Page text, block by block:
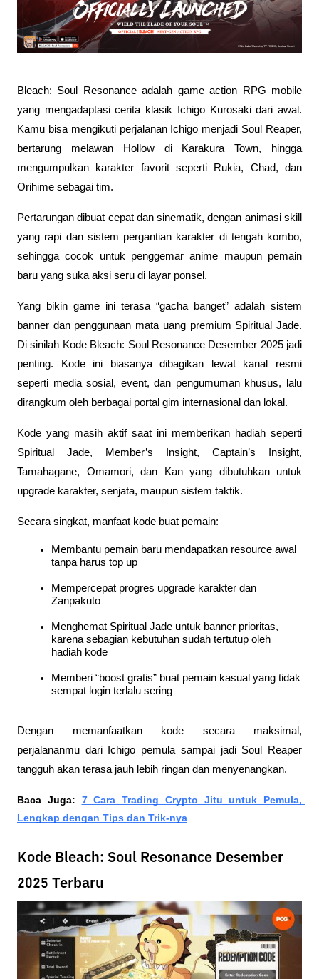
Bleach: Soul Resonance adalah game action RPG mobile
yang mengadaptasi cerita klasik Ichigo Kurosaki dari awal.
Kamu bisa mengikuti perjalanan Ichigo menjadi Soul Reaper,
bertarung melawan Hollow di Karakura Town, hingga
mengumpulkan karakter favorit seperti Rukia, Chad, dan
Orihime sebagai tim.
Pertarungan dibuat cepat dan sinematik, dengan animasi skill
yang rapi dan sistem pergantian karakter di tengah kombo,
sehingga cocok untuk penggemar anime maupun pemain
baru yang suka aksi seru di layar ponsel.
Yang bikin game ini terasa “gacha banget” adalah sistem
banner dan penggunaan mata uang premium Spiritual Jade.
Di sinilah Kode Bleach: Soul Resonance Desember 2025 jadi
penting. Kode ini biasanya dibagikan lewat kanal resmi
seperti media sosial, event, dan pengumuman khusus, lalu
dirangkum oleh berbagai portal gim internasional dan lokal.
Kode yang masih aktif saat ini memberikan hadiah seperti
Spiritual Jade, Member’s Insight, Captain’s Insight,
Tamahagane, Omamori, dan Kan yang dibutuhkan untuk
upgrade karakter, senjata, maupun sistem taktik.
Secara singkat, manfaat kode buat pemain:
Membantu pemain baru mendapatkan resource awal
tanpa harus top up
Mempercepat progres upgrade karakter dan
Zanpakuto
Menghemat Spiritual Jade untuk banner prioritas,
karena sebagian kebutuhan sudah tertutup oleh
hadiah kode
Memberi “boost gratis” buat pemain kasual yang tidak
sempat login terlalu sering
Dengan memanfaatkan kode secara maksimal,
perjalananmu dari Ichigo pemula sampai jadi Soul Reaper
tangguh akan terasa jauh lebih ringan dan menyenangkan.
Baca Juga:
7 Cara Trading Crypto Jitu untuk Pemula,
Lengkap dengan Tips dan Trik-nya
Kode Bleach: Soul Resonance Desember
2025 Terbaru